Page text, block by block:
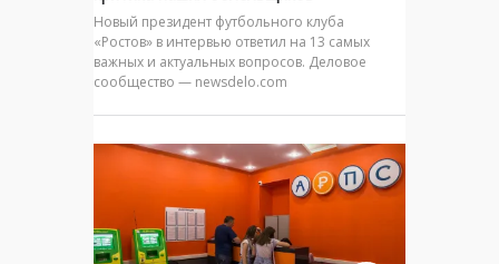
Новый президент футбольного клуба
«Ростов» в интервью ответил на 13 самых
важных и актуальных вопросов. Деловое
сообщество — newsdelo.com